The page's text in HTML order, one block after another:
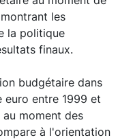
les
la politique
finaux.
budgétaire dans
euro entre 1999 et
moment des
à l'orientation